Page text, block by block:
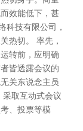
效能低下，甚
科技有限公司，
热切。 率先，
转前，应明确
皆透露会议的
关东说念主员
取互动式会议
、投票等模